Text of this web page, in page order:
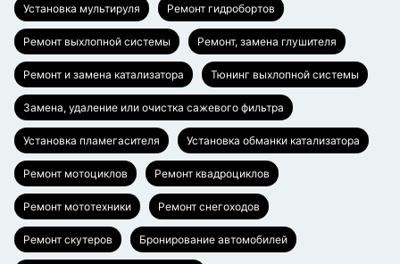
Установка мультируля Ремонт гидробортов
Ремонт выхлопной системы Ремонт, замена глушителя
Ремонт и замена катализатора Тюнинг выхлопной системы
Замена, удаление или очистка сажевого фильтра
Установка пламегасителя Установка обманки катализатора
Ремонт мотоциклов Ремонт квадроциклов
Ремонт мототехники Ремонт снегоходов
Ремонт скутеров Бронирование автомобилей